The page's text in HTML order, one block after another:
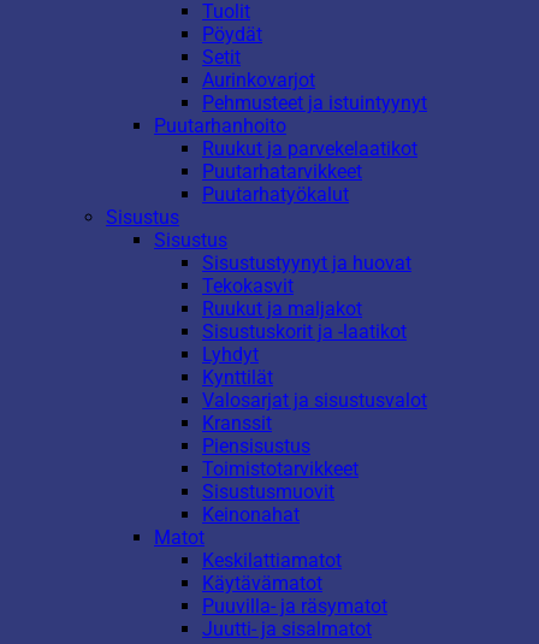
Tuolit
Pöydät
Setit
Aurinkovarjot
Pehmusteet ja istuintyynyt
Puutarhanhoito
Ruukut ja parvekelaatikot
Puutarhatarvikkeet
Puutarhatyökalut
Sisustus
Sisustus
Sisustustyynyt ja huovat
Tekokasvit
Ruukut ja maljakot
Sisustuskorit ja -laatikot
Lyhdyt
Kynttilät
Valosarjat ja sisustusvalot
Kranssit
Piensisustus
Toimistotarvikkeet
Sisustusmuovit
Keinonahat
Matot
Keskilattiamatot
Käytävämatot
Puuvilla- ja räsymatot
Juutti- ja sisalmatot